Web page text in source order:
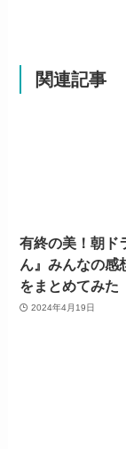
関連記事
有終の美！朝ド
ん』みんなの感
をまとめてみた
2024年4月19日